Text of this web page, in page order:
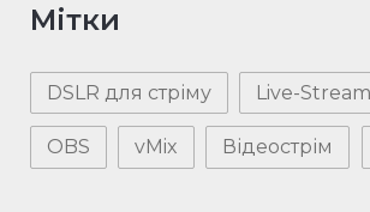
Мітки
DSLR для стріму Live-
OBS vMix Відеострім